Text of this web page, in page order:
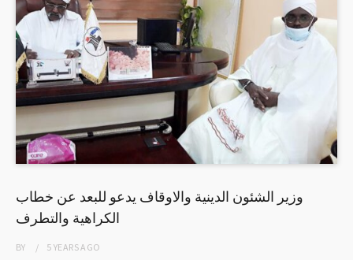
وزير الشئون الدينية والاوقاف يدعو للبعد عن خطاب
الكراهية والتطرف
BY 5 YEARSAGO